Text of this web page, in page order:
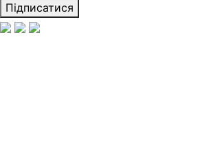
Підписатися